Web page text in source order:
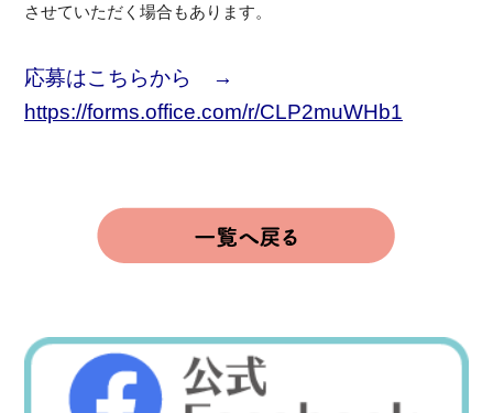
させていただく場合もあります。
応募はこちらから →
https://forms.office.com/r/CLP2muWHb1